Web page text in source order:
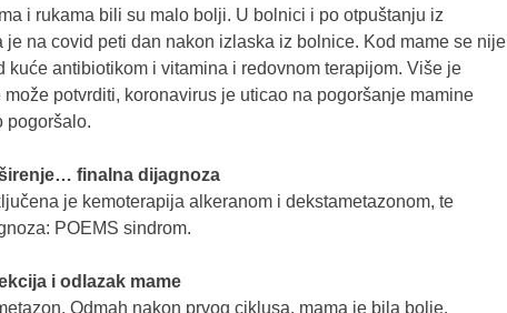
i rukama bili su malo bolji. U bolnici i po otpuštanju iz
na covid peti dan nakon izlaska iz bolnice. Kod mame se nije
antibiotikom i vitamina i redovnom terapijom. Više je
potvrditi, koronavirus je uticao na pogoršanje mamine
pogoršalo.
finalna dijagnoza
je kemoterapija alkeranom i dekstametazonom, te
POEMS sindrom.
i odlazak mame
Odmah nakon prvog ciklusa, mama je bila bolje.